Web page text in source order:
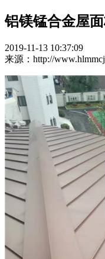
铝镁锰合金屋
2019-11-13 10:37:09
来源：http://